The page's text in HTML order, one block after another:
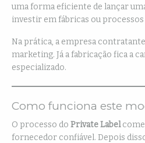
uma forma eficiente de lançar
investir em fábricas ou
Na prática, a empresa contratante
marketing. Já a fabricação fica a
especializado.
Como funciona este
O processo do Private Label
fornecedor confiável. Depois